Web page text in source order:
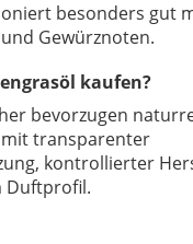
besonders gut
Gewürznoten.
kaufen?
bevorzugen
transparenter
kontrollierter
Duftprofil.